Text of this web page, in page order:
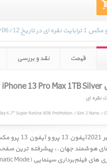
قیمت نقد و بررسی